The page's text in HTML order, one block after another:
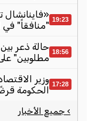
19:23 «فاينانشال
"منافقاً" في
18:56 حالة ذعر
مطلوبين"
17:28 وزير
الحكومة قرضًا بقيمة 22 مليار
› جميع الأخبار